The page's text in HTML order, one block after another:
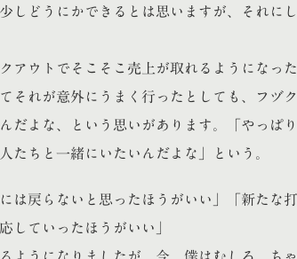
しどうにかできるとは思いますが、それに
アウトでそこそこ売上が取れるようになっ
それが意外にうまく行ったとしても、フヅ
だよな、という思いがあります。「やっぱ
たちと一緒にいたいんだよな」という。
は戻らないと思ったほうがいい」「新たな
していったほうがいい」